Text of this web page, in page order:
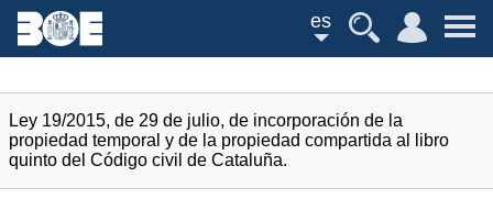
es
Ley 19/2015, de 29 de julio, de incorporación de la
propiedad temporal y de la propiedad compartida al libro
quinto del Código civil de Cataluña.